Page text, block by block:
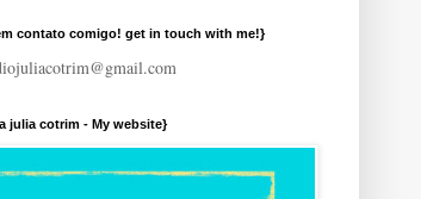
contato comigo! get in touch with me!}
julia cotrim - My website}